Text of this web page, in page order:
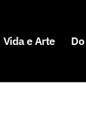
Vida e Arte